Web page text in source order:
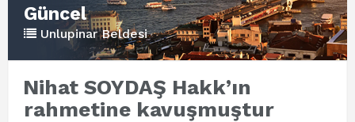
Güncel
Unlupinar Beldesi
Nihat SOYDAŞ Hakk’ın
rahmetine kavuşmuştur